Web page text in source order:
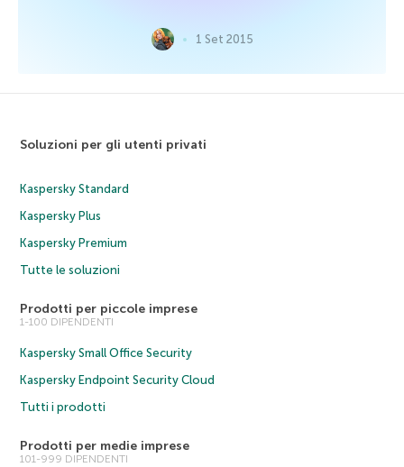
1 Set 2015
Soluzioni per gli utenti privati
Kaspersky Standard
Kaspersky Plus
Kaspersky Premium
Tutte le soluzioni
Prodotti per piccole imprese
1-100 DIPENDENTI
Kaspersky Small Office Security
Kaspersky Endpoint Security Cloud
Tutti i prodotti
Prodotti per medie imprese
101-999 DIPENDENTI